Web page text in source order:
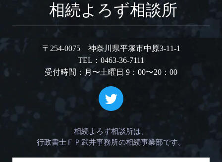
相続よろず相談所
〒254-0075 神奈川県平塚市中原3-11-1
TEL：0463-36-7111
受付時間：月〜土曜日 9：00〜20：00
相続よろず相談所は、
行政書士ＦＰ武井事務所の相続事業部です。